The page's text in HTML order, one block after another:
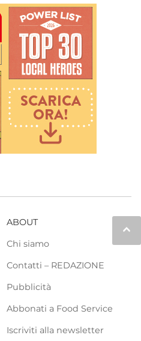
keyboard_arrow_up
ABOUT
Chi siamo
Contatti – REDAZIONE
Pubblicità
Abbonati a Food Service
Iscriviti alla newsletter